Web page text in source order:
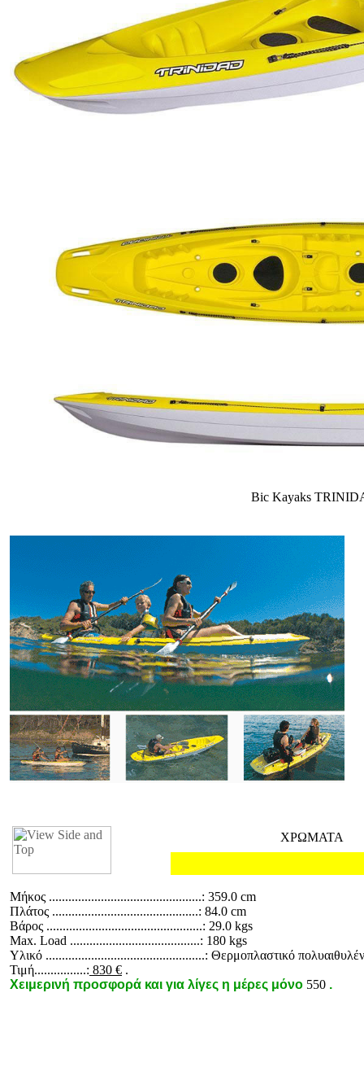
Bic Kayaks
ΧΡΩΜΑΤΑ
Μήκος ...............................................: 359.0 cm
Πλάτος .............................................: 84.0 cm
Βάρος ................................................: 29.0 kgs
Max. Load ........................................: 180 kgs
Υλικό .................................................: Θερμοπλαστικό
Τιμή................: 830 € .
Χειμερινή προσφορά και για λίγες η μέρες μόνο 550 .